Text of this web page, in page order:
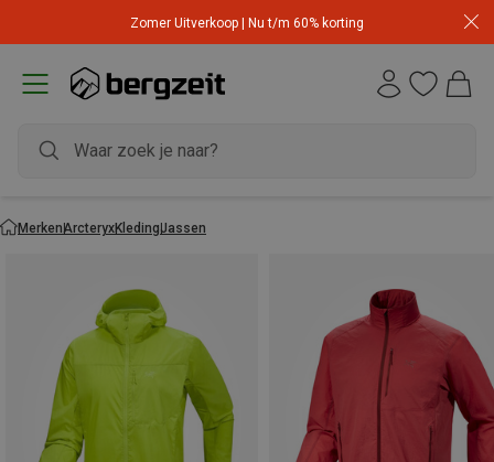
Zomer Uitverkoop | Nu t/m 60% korting
MerkenArcteryxKledingJassen